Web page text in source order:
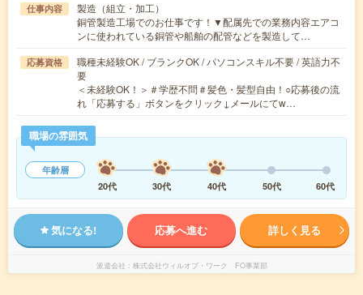
仕事内容
製造（組立・加工）
銅管製造工場でのお仕事です！▼配属先での業務内容エアコ
ンに使われている銅管や船舶の配管などを製造して…
応募資格
職種未経験OK / ブランクOK / パソコンスキル不要 / 英語力不
要
＜未経験OK！＞＃学歴不問＃髪色・髪型自由！○応募後の流
れ「応募する」ボタンをクリック↓メールにてw…
職場の雰囲気
年齢層
20代
30代 40代 50代 60代
気になる! 応募へ進む 詳しく見る
派遣会社 株式会社ウィルオブ・ワーク FO事業部